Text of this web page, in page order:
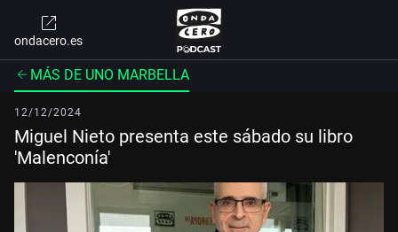
ondacero.es
MÁS DE UNO MARBELLA
12/12/2024
Miguel Nieto presenta este sábado su libro
'Malenconía'